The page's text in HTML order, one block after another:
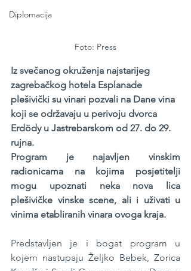
Diplomacija
Foto: Press
Iz svečanog okruženja najstarijeg
zagrebačkog hotela Esplanade
plešivički su vinari pozvali na Dane vina
koji se održavaju u perivoju dvorca
Erdödy u Jastrebarskom od 27. do 29.
rujna.
Program je najavljen vinskim
radionicama na kojima posjetitelji
mogu upoznati neka nova lica
plešivičke vinske scene, ali i uživati u
vinima etabliranih vinara ovoga kraja.
Predstavljen je i bogat program u
kojem nastupaju Željko Bebek, Zorica